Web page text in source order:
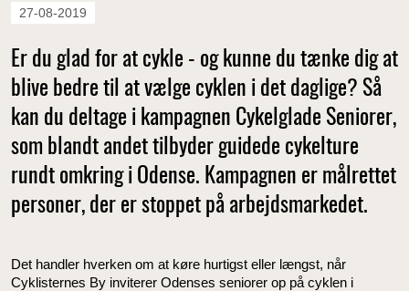
27-08-2019
Er du glad for at cykle - og kunne du tænke dig at
blive bedre til at vælge cyklen i det daglige? Så
kan du deltage i kampagnen Cykelglade Seniorer,
som blandt andet tilbyder guidede cykelture
rundt omkring i Odense. Kampagnen er målrettet
personer, der er stoppet på arbejdsmarkedet.
Det handler hverken om at køre hurtigst eller længst, når
Cyklisternes By inviterer Odenses seniorer op på cyklen i